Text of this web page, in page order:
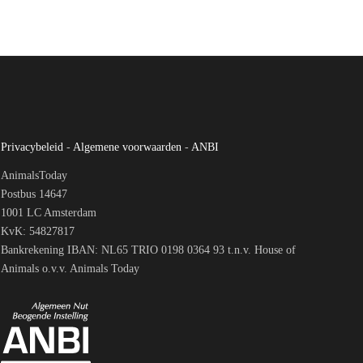
Privacybeleid - Algemene voorwaarden - ANBI
AnimalsToday
Postbus 14647
1001 LC Amsterdam
KvK: 54827817
Bankrekening IBAN: NL65 TRIO 0198 0364 93 t.n.v. House of
Animals o.v.v. Animals Today